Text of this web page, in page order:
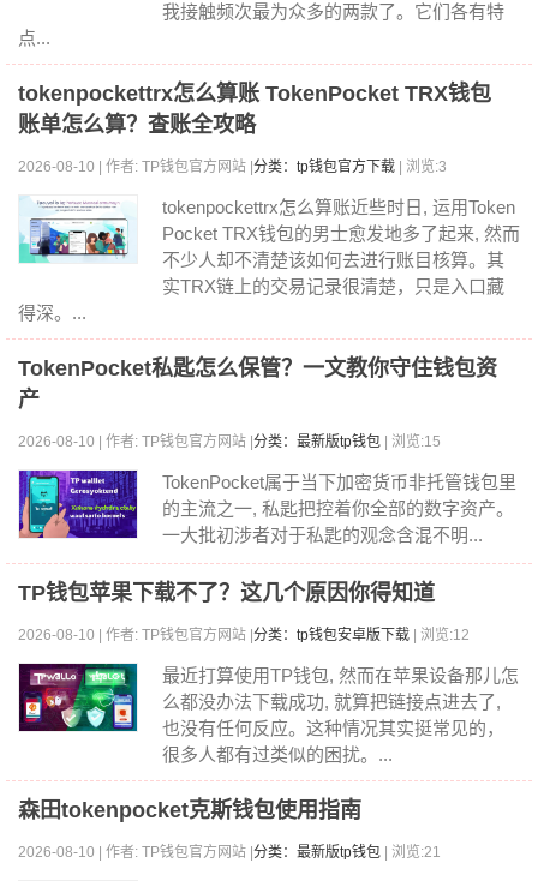
我接触频次最为众多的两款了。它们各有特
点...
tokenpockettrx怎么算账 TokenPocket TRX钱包
账单怎么算？查账全攻略
2026-08-10 | 作者: TP钱包官方网站 | 分类：tp钱包官方下载 | 浏览:3
tokenpockettrx怎么算账近些时日, 运用Token
Pocket TRX钱包的男士愈发地多了起来, 然而
不少人却不清楚该如何去进行账目核算。其
实TRX链上的交易记录很清楚，只是入口藏
得深。...
TokenPocket私匙怎么保管？一文教你守住钱包资
产
2026-08-10 | 作者: TP钱包官方网站 | 分类：最新版tp钱包 | 浏览:15
TokenPocket属于当下加密货币非托管钱包里
的主流之一, 私匙把控着你全部的数字资产。
一大批初涉者对于私匙的观念含混不明...
TP钱包苹果下载不了？这几个原因你得知道
2026-08-10 | 作者: TP钱包官方网站 | 分类：tp钱包安卓版下载 | 浏览:12
最近打算使用TP钱包, 然而在苹果设备那儿怎
么都没办法下载成功, 就算把链接点进去了,
也没有任何反应。这种情况其实挺常见的，
很多人都有过类似的困扰。...
森田tokenpocket克斯钱包使用指南
2026-08-10 | 作者: TP钱包官方网站 | 分类：最新版tp钱包 | 浏览:21